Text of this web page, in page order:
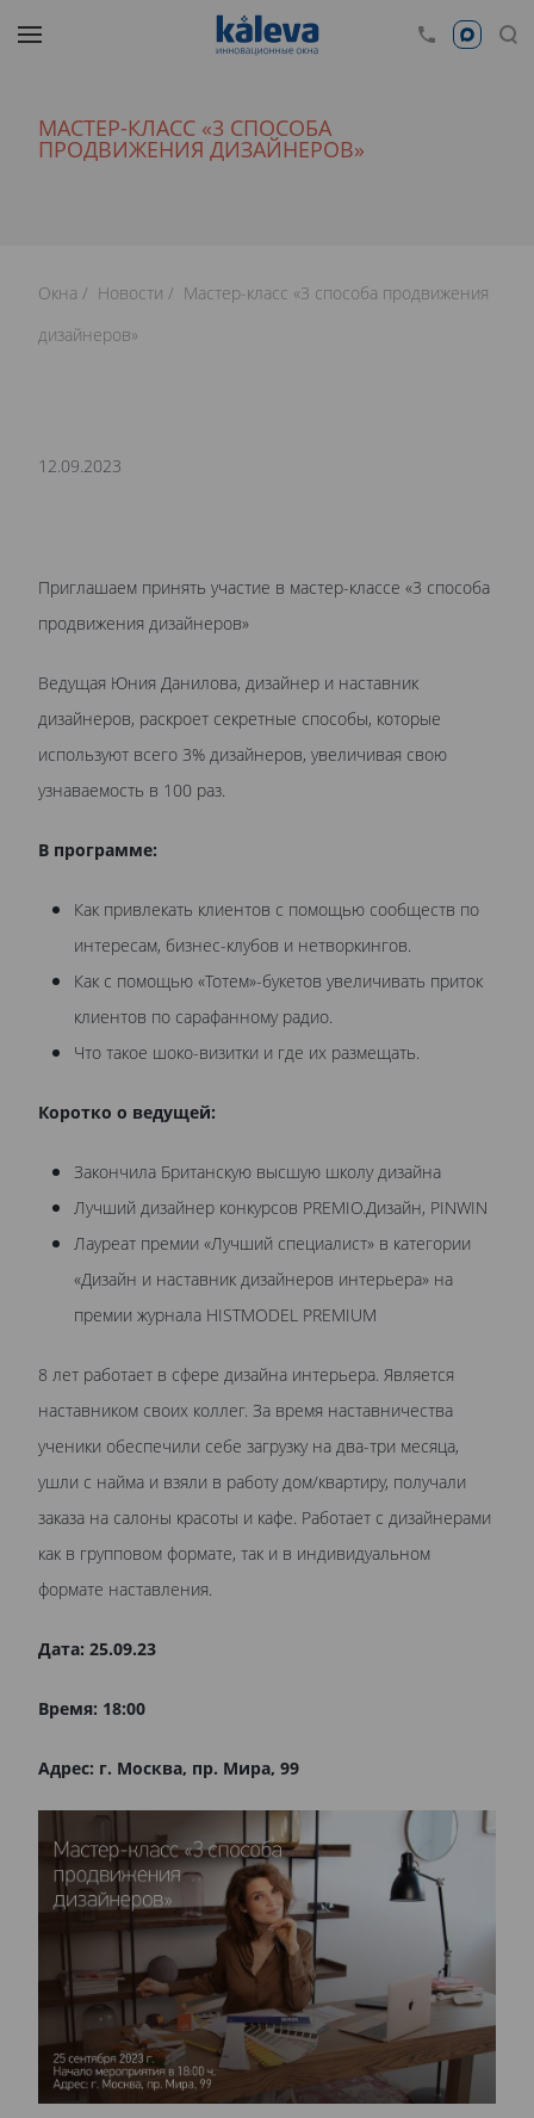
МАСТЕР-КЛАСС «3 СПОСОБА
ПРОДВИЖЕНИЯ ДИЗАЙНЕРОВ»
Окна Новости
Мастер-класс «3 способа продвижения
дизайнеров»
12.09.2023
Приглашаем принять участие в мастер-классе «3 способа
продвижения дизайнеров»
Ведущая Юния Данилова, дизайнер и наставник
дизайнеров, раскроет секретные способы, которые
используют всего 3% дизайнеров, увеличивая свою
узнаваемость в 100 раз.
В программе:
Как привлекать клиентов с помощью сообществ по
интересам, бизнес-клубов и нетворкингов.
Как с помощью «Тотем»-букетов увеличивать приток
клиентов по сарафанному радио.
Что такое шоко-визитки и где их размещать.
Коротко о ведущей:
Закончила Британскую высшую школу дизайна
Лучший дизайнер конкурсов PREMIO.Дизайн, PINWIN
Лауреат премии «Лучший специалист» в категории
«Дизайн и наставник дизайнеров интерьера» на
премии журнала HISTMODEL PREMIUM
8 лет работает в сфере дизайна интерьера. Является
наставником своих коллег. За время наставничества
ученики обеспечили себе загрузку на два-три месяца,
ушли с найма и взяли в работу дом/квартиру, получали
заказа на салоны красоты и кафе. Работает с дизайнерами
как в групповом формате, так и в индивидуальном
формате наставления.
Дата: 25.09.23
Время: 18:00
Адрес: г. Москва, пр. Мира, 99